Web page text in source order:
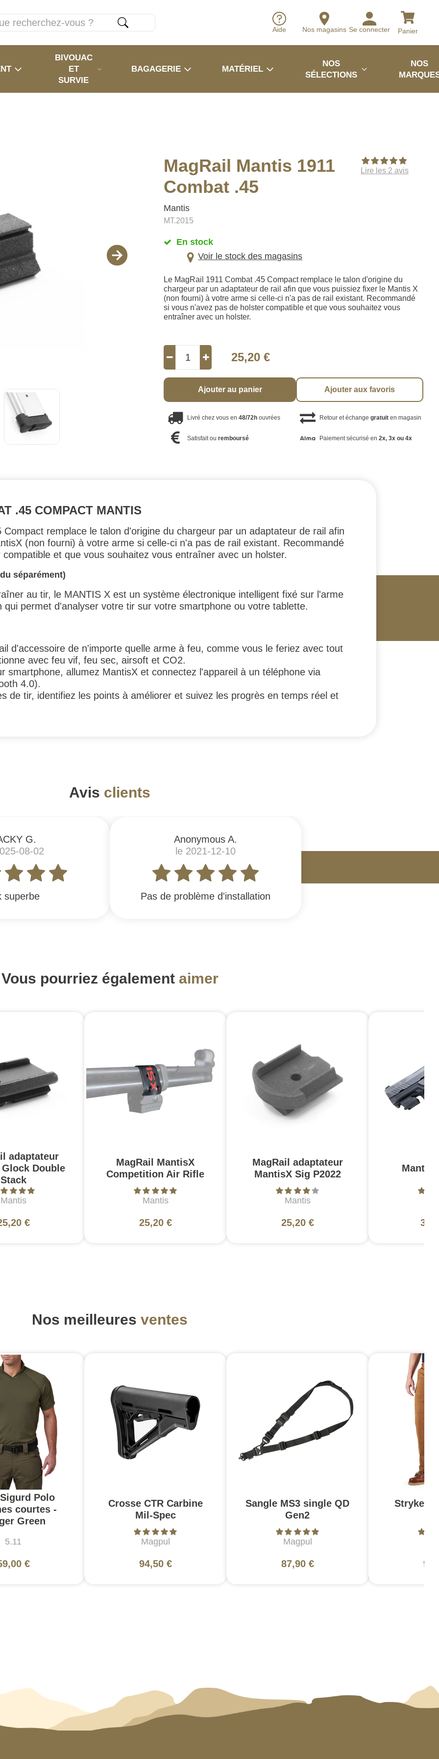
Aide Nos magasins Se connecter Panier
BIVOUAC
ET
SURVIE
BAGAGERIE MATÉRIEL
NOS
SÉLECTIONS
NOS
MagRail Mantis 1911
Combat .45
Mantis
MT.2015
Lire les 2 avis
En stock
Voir le stock des magasins
Le MagRail 1911 Combat .45 Compact remplace le talon d'origine du
chargeur par un adaptateur de rail afin que vous puissiez fixer le Mantis X
(non fourni) à votre arme si celle-ci n'a pas de rail existant. Recommandé
si vous n'avez pas de holster compatible et que vous souhaitez vous
entraîner avec un holster.
25,20 €
Ajouter au panier Ajouter aux favoris
Livré chez vous en48/72h ouvrées Retour et échange gratuiten magasin
Satisfait ouremboursé Paiement sécurisé en 2x, 3x ou 4x
.45 COMPACT MANTIS
remplace le talon d'origine du chargeur par un adaptateur de rail afin
(non fourni) à votre arme si celle-ci n'a pas de rail existant. Recommandé
et que vous souhaitez vous entraîner avec un holster.
séparément)
au tir, le MANTIS X est un système électronique intelligent fixé sur l'arme
qui permet d'analyser votre tir sur votre smartphone ou votre tablette.
d'accessoire de n'importe quelle arme à feu, comme vous le feriez avec tout
avec feu vif, feu sec, airsoft et CO2.
smartphone, allumez MantisX et connectez l'appareil à un téléphone via
4.0).
de tir, identifiez les points à améliorer et suivez les progrès en temps réel et
Avis clients
G.
08-02
superbe
Anonymous A.
le 2021-12-10
Pas de problème d'installation
Vous pourriez également aimer
adaptateur
Double
Stack
Mantis
€
MagRail MantisX
Competition Air Rifle
Mantis
25,20 €
MagRail adaptateur
MantisX Sig P2022
Mantis
25,20 €
Mantis
Nos meilleures ventes
Polo
courtes -
Green
5.11
€
Crosse CTR Carbine
Mil-Spec
Magpul
94,50 €
Sangle MS3 single QD
Gen2
Magpul
87,90 €
Stryke